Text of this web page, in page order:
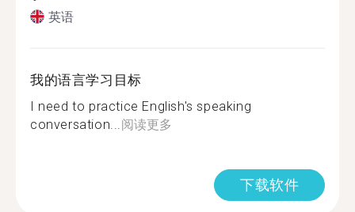
英语
我的语言学习目标
I need to practice English's speaking
conversation... 阅读更多
下载软件